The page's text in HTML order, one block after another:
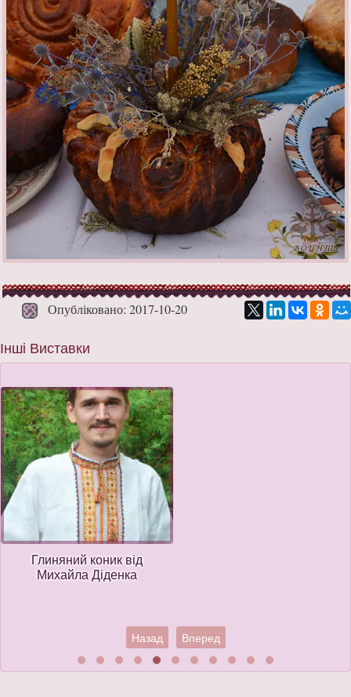
Опубліковано: 2017-10-20
Інші Виставки
Глиняний коник від
Михайла Діденка
Назад Вперед